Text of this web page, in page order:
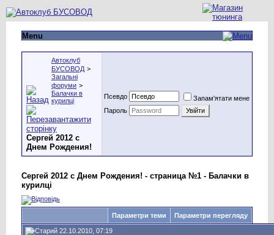
Menu
Автоклуб
БУСОВОД >
Загальні
форуми >
Балачки в
курилці
Сергей 2012 с
Днем Рождения!
Псевдо
Запам'ятати мене
Пароль
Сергей 2012 с Днем Рождения! - страница №1 - Балачки в
курилці
Параметри теми Параметри перегляду
22.10.2010, 07:19